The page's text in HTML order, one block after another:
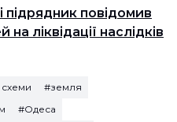
підрядник повідомив
ліквідації наслідків
#земля
#Одеса